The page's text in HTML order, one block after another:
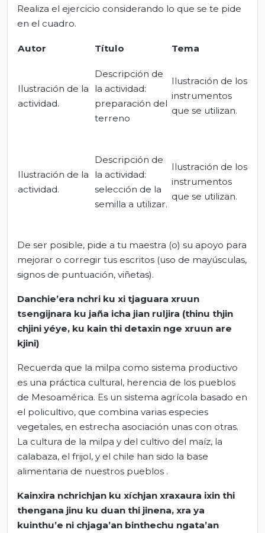
Realiza el ejercicio considerando lo que se te pide
en el cuadro.
Autor Título Tema
Ilustración de la
actividad.
Descripción de
la actividad:
preparación del
terreno
Ilustración de los
instrumentos
que se utilizan.
Ilustración de la
actividad.
Descripción de
la actividad:
selección de la
semilla a utilizar.
Ilustración de los
instrumentos
que se utilizan.
De ser posible, pide a tu maestra (o) su apoyo para
mejorar o corregir tus escritos (uso de mayúsculas,
signos de puntuación, viñetas).
Danchie’era nchri ku xi tjaguara xruun
tsengijnara ku jaña icha jian ruljira (thinu thjin
chjini yéye, ku kain thi detaxin nge xruun are
kjini)
Recuerda que la milpa como sistema productivo
es una práctica cultural, herencia de los pueblos
de Mesoamérica. Es un sistema agrícola basado en
el policultivo, que combina varias especies
vegetales, en estrecha asociación unas con otras.
La cultura de la milpa y del cultivo del maíz, la
calabaza, el frijol, y el chile han sido la base
alimentaria de nuestros pueblos .
Kainxira nchrichjan ku xíchjan xraxaura ixin thi
thengana jinu ku duan thi jinena, xra ya
kuinthu’e ni chjaga’an binthechu ngata’an